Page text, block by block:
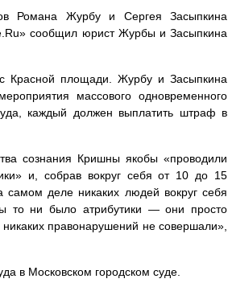
Романа Журбу и Сергея Засыпкина
сообщил юрист Журбы и Засыпкина
Красной площади. Журбу и Засыпкина
массового одновременного
каждый должен выплатить штраф в
сознания Кришны якобы «проводили
и, собрав вокруг себя от 10 до 15
деле никаких людей вокруг себя
то ни было атрибутики — они просто
правонарушений не совершали»,
в Московском городском суде.